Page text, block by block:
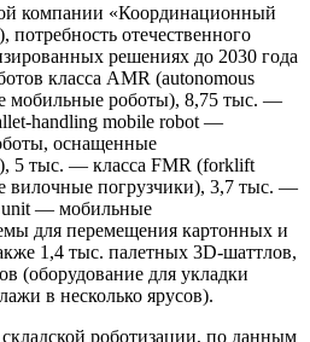
компании «Координационный
отечественного
решениях до 2030 года
класса AMR (autonomous
мобильные роботы), 8,75 тыс. —
handling mobile robot —
оснащенные
5 тыс. — класса FMR (forklift
вилочные погрузчики), 3,7 тыс. —
unit — мобильные
для перемещения картонных и
1,4 тыс. палетных 3D-шаттлов,
(оборудование для укладки
в несколько ярусов).
роботизации, по данным